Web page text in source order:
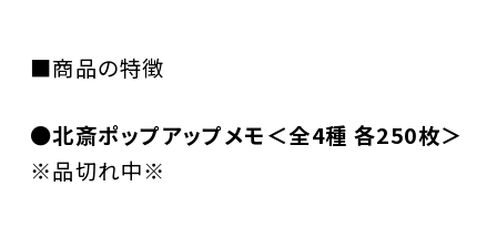
■商品の特徴
●北斎ポップアップメモ＜全4種 各250枚＞
※品切れ中※